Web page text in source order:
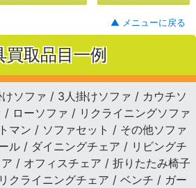
▲ メニューに戻る
買取品目一例
ソファ / 3人掛けソファ / カウチソ
ローソファ / リクライニングソファ
マン / ソファセット / その他ソファ
ル / ダイニングチェア / リビングチ
/ オフィスチェア / 折りたたみ椅子
クライニングチェア / ベンチ / ガー